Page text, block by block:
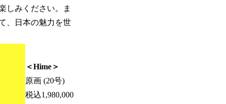
しみください。ま
、日本の魅力を世
＜Hime＞
原画 (20号)
税込1,980,000